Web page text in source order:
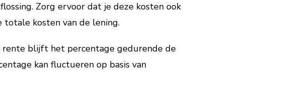
Zorg ervoor dat je deze kosten ook
totale kosten van de lening.
rente blijft het percentage gedurende de
kan fluctueren op basis van